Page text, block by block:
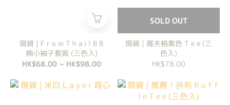
現貨 | F r o m T h a i ! B B
棉小袖子套裝 (三色入)
HK$68.00 ~ HK$98.00
SOLD OUT
現貨 | 窩夫格素色 T e e (三
色入)
HK$78.00